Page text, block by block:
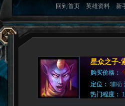
回到首页 英雄资料 新
星众之子-
购买价格：
定位： 辅助
热门程度： 1